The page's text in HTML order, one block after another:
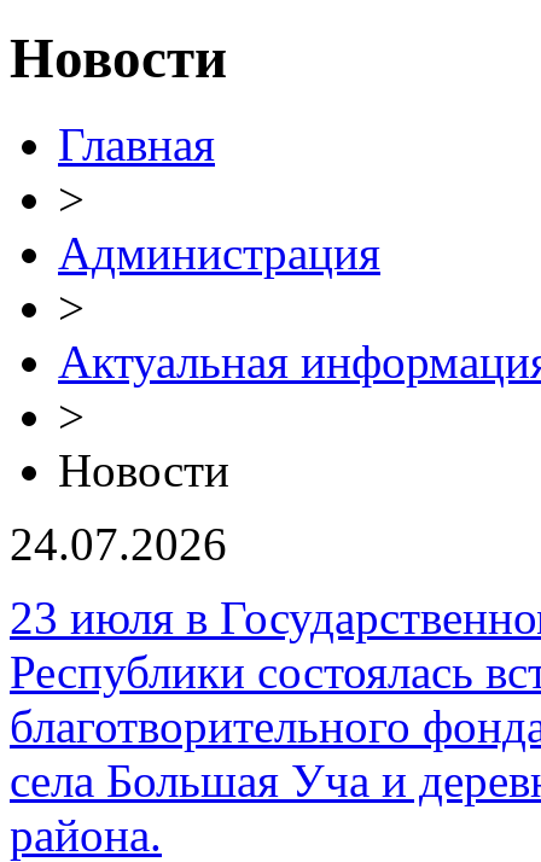
Новости
Главная
>
Администрация
>
Актуальная
>
Новости
24.07.2026
23 июля в
Республики состоялась
благотворительного
села Большая Уча и
района.